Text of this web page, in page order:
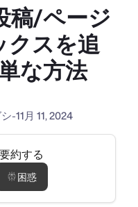
稿/ページ
クスを追
な方法
-11月 11, 2024
約する
困惑